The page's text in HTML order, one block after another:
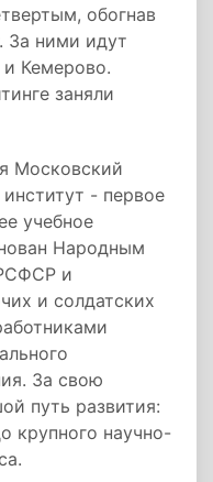
обогнав
За ними идут
Кемерово.
заняли
Московский
- первое
учебное
Народным
и
и солдатских
За свою
путь развития:
крупного научно-